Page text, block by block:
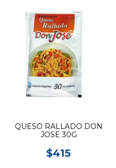
QUESO RALLADO DON
JOSE 30G
$415